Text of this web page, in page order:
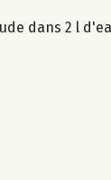
dans 2 l